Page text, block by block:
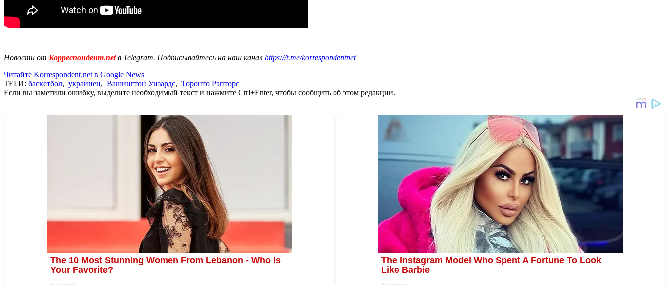
Новости от Корреспондент.netв Telegram. Подписывайтесь на наш канал https://t.me/korrespondentnet
Читайте Korrespondent.net в Google News
ТЕГИ: баскетбол, украинец, Вашингтон Уизардс, Торонто Рэпторс
Если вы заметили ошибку, выделите необходимый текст и нажмите Ctrl+Enter, чтобы сообщить об этом редакции.